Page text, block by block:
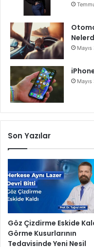
Son Yazılar
Göz Çizdirme Eskide
Görme Kusurlarının
Tedavisinde Yeni Nesil